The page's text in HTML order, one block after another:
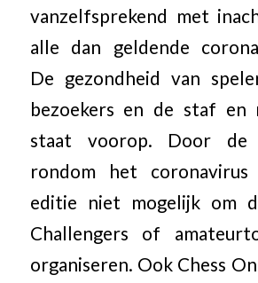
vanzelfsprekend met
alle dan geldende
De gezondheid van
bezoekers en de staf en
staat voorop. Door de
rondom het
editie niet mogelijk om
Challengers of
organiseren. Ook Chess